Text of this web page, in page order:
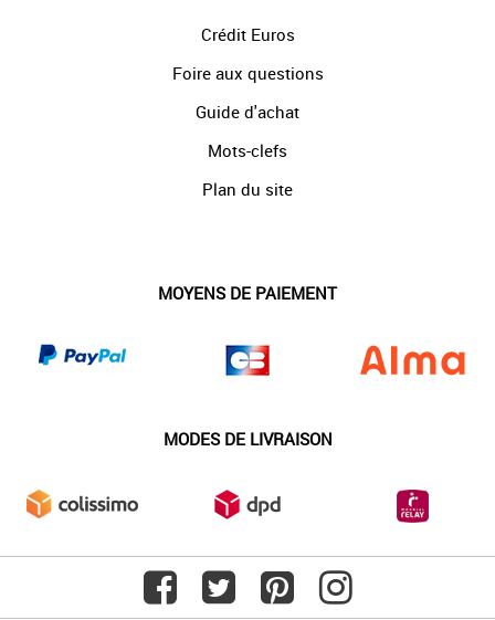
Crédit Euros
Foire aux questions
Guide d'achat
Mots-clefs
Plan du site
MOYENS DE PAIEMENT
MODES DE LIVRAISON